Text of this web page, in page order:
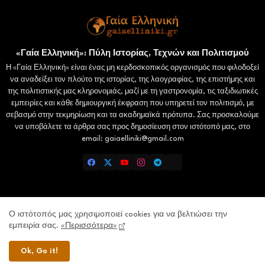
«Γαία Ελληνική»: Πύλη Ιστορίας, Τεχνών και Πολιτισμού
Η «Γαία Ελληνική» είναι ένας μη κερδοσκοπικός οργανισμός που φιλοδοξεί
να αναδείξει τον πλούτο της ιστορίας, της λαογραφίας, της επιστήμης και
της πολιτιστικής μας κληρονομιάς, μαζί με τη γαστρονομία, τις ταξιδιωτικές
εμπειρίες και κάθε δημιουργική έκφραση που υπηρετεί τον πολιτισμό, με
σεβασμό στην τεκμηρίωση και τα ακαδημαϊκά πρότυπα. Σας προσκαλούμε
να υποβάλετε τα άρθρα σας προς δημοσίευση στον ιστότοπό μας, στο
email: gaiaelliniki@gmail.com
Home Επικοινωνία
Πολιτική Απορρήτου
Lamiatimes.gr
Domokosnews.gr
Ο ιστότοπός μας χρησιμοποιεί cookies για να βελτιώσει την
εμπειρία σας. «Περισσότερα»
Ok, Go it!